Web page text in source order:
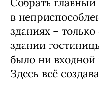
Собрать
в
зданиях –
здании
было ни входной
Здесь всё